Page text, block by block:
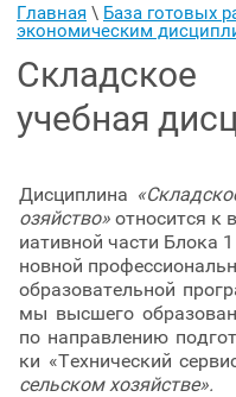
Главная \ База готовых
экономическим
Складское
учебная
Дисциплина
озяйство» относится к
иативной части Блока
новной
образовательной
мы высшего
по направлению
ки «Технический
сельском хозяйстве».